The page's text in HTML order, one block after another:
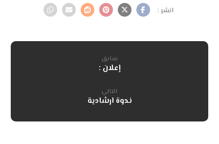
سابق
إعلان :
التالي
ندوة ارشادية